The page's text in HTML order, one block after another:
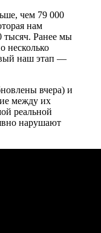
чем 79 000
нам
тысяч. Ранее мы
несколько
наш этап —
вчера) и
между их
реальной
нарушают